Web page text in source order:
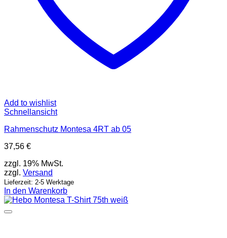
Add to wishlist
Schnellansicht
Rahmenschutz Montesa 4RT ab 05
37,56 €
zzgl. 19% MwSt.
zzgl. Versand
Lieferzeit: 2-5 Werktage
In den Warenkorb